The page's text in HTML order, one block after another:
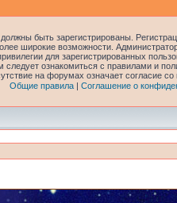
быть зарегистрированы.
широкие возможности.
для зарегистрированных
следует ознакомиться с правилами и
на форумах означает согласие со
Общие правила| Соглашение о